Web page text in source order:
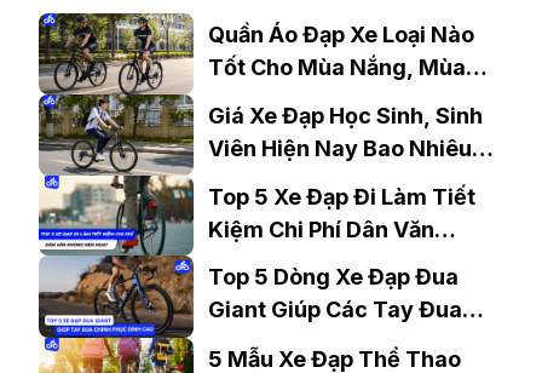
Quần Áo Đạp Xe Loại Nào
Tốt Cho Mùa Nắng, Mùa
Giá Xe Đạp Học Sinh, Sinh
Viên Hiện Nay Bao Nhiêu?
Top 5 Xe Đạp Đi Làm Tiết
Kiệm Chi Phí Dân Văn
Phòng Nên Mua?
Top 5 Dòng Xe Đạp Đua
Giant Giúp Các Tay Đua
Chinh Phục Đỉnh Cao
5 Mẫu Xe Đạp Thể Thao